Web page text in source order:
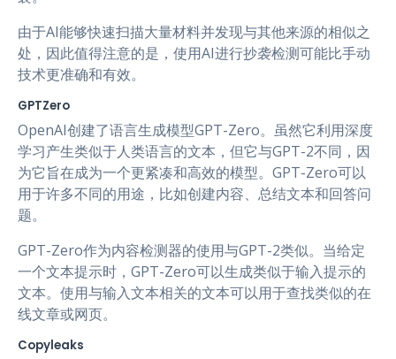
由于AI能够快速扫描大量材料并发现与其他来源的相似之
处，因此值得注意的是，使用AI进行抄袭检测可能比手动
技术更准确和有效。
GPTZero
OpenAI创建了语言生成模型GPT-Zero。虽然它利用深度
学习产生类似于人类语言的文本，但它与GPT-2不同，因
为它旨在成为一个更紧凑和高效的模型。GPT-Zero可以
用于许多不同的用途，比如创建内容、总结文本和回答问
题。
GPT-Zero作为内容检测器的使用与GPT-2类似。当给定
一个文本提示时，GPT-Zero可以生成类似于输入提示的
文本。使用与输入文本相关的文本可以用于查找类似的在
线文章或网页。
Copyleaks